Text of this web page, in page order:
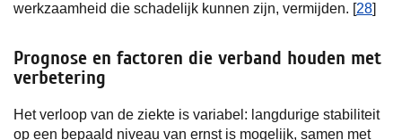
werkzaamheid die schadelijk kunnen zijn, vermijden. [28]
Prognose en factoren die verband houden met
verbetering
Het verloop van de ziekte is variabel: langdurige stabiliteit
op een bepaald niveau van ernst is mogelijk, samen met